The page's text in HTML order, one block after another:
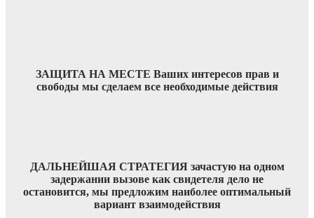
ЗАЩИТА НА МЕСТЕ Ваших интересов прав и
свободы мы сделаем все необходимые действия
ДАЛЬНЕЙШАЯ СТРАТЕГИЯ зачастую на одном
задержании вызове как свидетеля дело не
остановится, мы предложим наиболее оптимальный
вариант взаимодействия